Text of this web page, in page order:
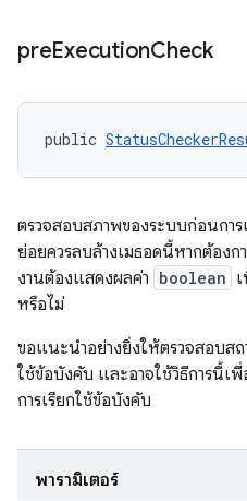
preExecutionCheck
public
ตรวจสอบสภาพของระบบก่อนกา
ย่อยควรลบล้างเมธอดนี้หากต้องก
งานต้องแสดงผลค่า boolean
หรือไม่
ขอแนะนําอย่างยิ่งให้ตรวจสอบส
ใช้ข้อบังคับ และอาจใช้วิธีการนี้เ
การเรียกใช้ข้อบังคับ
พารามิเตอร์